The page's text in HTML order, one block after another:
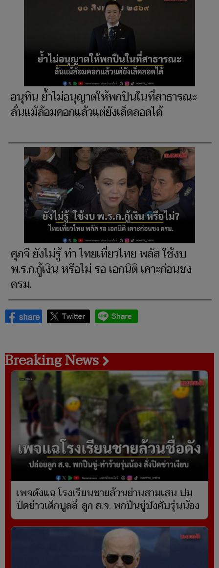
อนุทิน ย้ำไม่อนุญาตให้พกปืนในที่สาธารณะ
ลั่นแม้ล้อมคอกแล้วแต่ยังเล็ดลอดได้
ศุภจี ยังไม่รู้ ทำ ไทยเที่ยวไทย พลัส ใช้งบ
พ.ร.ก.กู้เงิน หรือไม่ รอ เอกนิติ เคาะก่อนชง
ครม.
Breaking News
เพจดังแฉ โรงเรียนชายล้วนย่านสามเสน ปม
ปิดข่าวเด็กบูลลี่-ลูก ส.จ. พกปืนขู่บังคับรุ่นน้อง